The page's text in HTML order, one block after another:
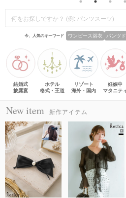
今、人気のキーワード ワンピース浴衣 パンツ
結婚式
披露宴
ホテル
格式・王道
リゾート
海外・国内
妊娠中
マタニテ
New item 新作アイテム